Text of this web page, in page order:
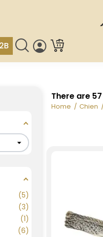
5
3
1
6
There are
Home Chien